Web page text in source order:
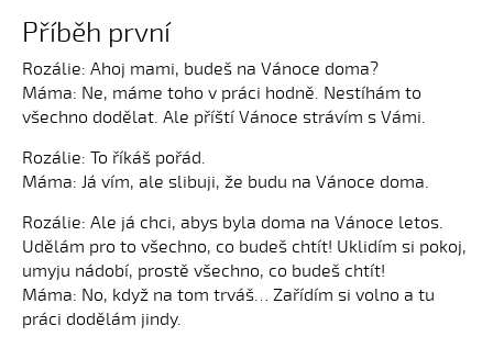
Příběh první
Rozálie: Ahoj mami, budeš na Vánoce doma?
Máma: Ne, máme toho v práci hodně. Nestíhám to
všechno dodělat. Ale příští Vánoce strávím s Vámi.
Rozálie: To říkáš pořád.
Máma: Já vím, ale slibuji, že budu na Vánoce doma.
Rozálie: Ale já chci, abys byla doma na Vánoce letos.
Udělám pro to všechno, co budeš chtít! Uklidím si pokoj,
umyju nádobí, prostě všechno, co budeš chtít!
Máma: No, když na tom trváš… Zařídím si volno a tu
práci dodělám jindy.